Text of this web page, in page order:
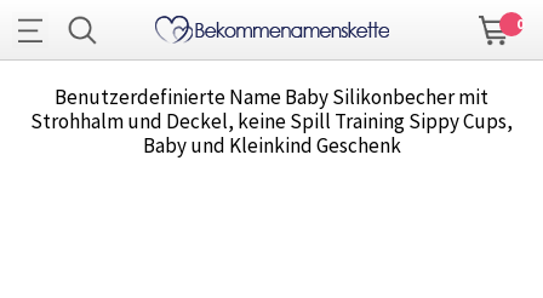
0
Benutzerdefinierte Name Baby Silikonbecher mit
Strohhalm und Deckel, keine Spill Training Sippy Cups,
Baby und Kleinkind Geschenk